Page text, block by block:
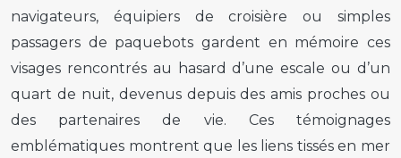
navigateurs, équipiers de croisière ou simples
passagers de paquebots gardent en mémoire ces
visages rencontrés au hasard d’une escale ou d’un
quart de nuit, devenus depuis des amis proches ou
des partenaires de vie. Ces témoignages
emblématiques montrent que les liens tissés en mer